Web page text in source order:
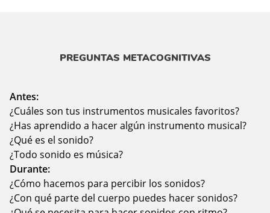
PREGUNTAS METACOGNITIVAS
Antes:
¿Cuáles son tus instrumentos musicales favoritos?
¿Has aprendido a hacer algún instrumento musical?
¿Qué es el sonido?
¿Todo sonido es música?
Durante:
¿Cómo hacemos para percibir los sonidos?
¿Con qué parte del cuerpo puedes hacer sonidos?